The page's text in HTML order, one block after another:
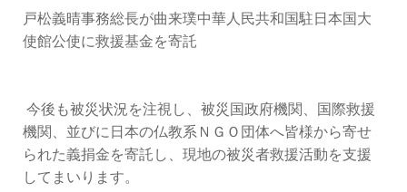
戸松義晴事務総長が曲来璞中華人民共和国駐日本国大
使館公使に救援基金を寄託
今後も被災状況を注視し、被災国政府機関、国際救援
機関、並びに日本の仏教系ＮＧＯ団体へ皆様から寄せ
られた義捐金を寄託し、現地の被災者救援活動を支援
してまいります。